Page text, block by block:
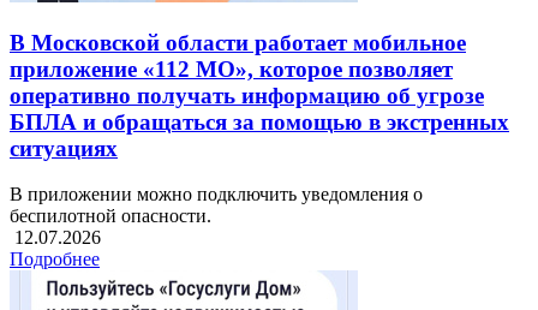
В Московской области работает мобильное
приложение «112 МО», которое позволяет
оперативно получать информацию об угрозе
БПЛА и обращаться за помощью в экстренных
ситуациях
В приложении можно подключить уведомления о
беспилотной опасности.
12.07.2026
Подробнее